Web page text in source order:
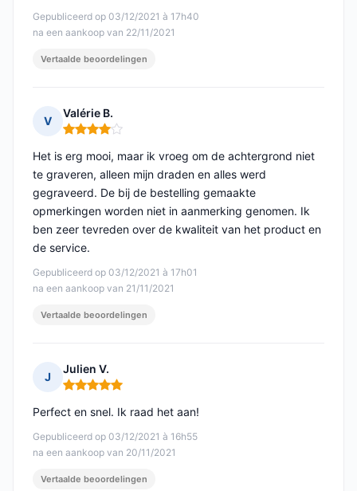
Gepubliceerd op 03/12/2021 à 17h40
na een aankoop van 22/11/2021
Vertaalde beoordelingen
V
Valérie B.
Opmerking: 4 van 5
Gepubliceerd op 03/12/2021 à 17h01
na een aankoop van 21/11/2021
Het is erg mooi, maar ik vroeg om de achtergrond niet
te graveren, alleen mijn draden en alles werd
gegraveerd. De bij de bestelling gemaakte
opmerkingen worden niet in aanmerking genomen. Ik
ben zeer tevreden over de kwaliteit van het product en
de service.
Vertaalde beoordelingen
J
Julien V.
Opmerking: 5 van 5
Gepubliceerd op 03/12/2021 à 16h55
na een aankoop van 20/11/2021
Perfect en snel. Ik raad het aan!
Vertaalde beoordelingen